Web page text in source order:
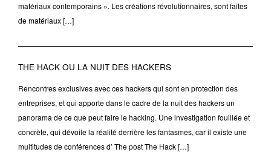
matériaux contemporains ». Les créations révolutionnaires, sont faites
de matériaux […]
THE HACK OU LA NUIT DES HACKERS
Rencontres exclusives avec ces hackers qui sont en protection des
entreprises, et qui apporte dans le cadre de la nuit des hackers un
panorama de ce que peut faire le hacking. Une investigation fouillée et
concrète, qui dévoile la réalité derrière les fantasmes, car il existe une
multitudes de conférences d’ The post The Hack […]